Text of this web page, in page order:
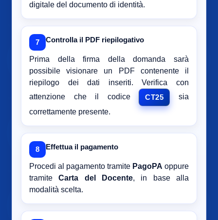
digitale del documento di identità.
7 Controlla il PDF riepilogativo
Prima della firma della domanda sarà
possibile visionare un PDF contenente il
riepilogo dei dati inseriti. Verifica con
attenzione che il codice
CT25
sia
correttamente presente.
8 Effettua il pagamento
Procedi al pagamento tramite PagoPA oppure
tramiteCarta del Docente, in base alla
modalità scelta.